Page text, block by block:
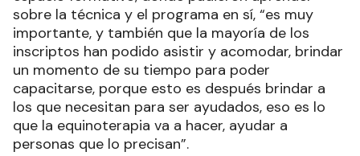
sobre la técnica y el programa en sí, “es muy
importante, y también que la mayoría de los
inscriptos han podido asistir y acomodar, brindar
un momento de su tiempo para poder
capacitarse, porque esto es después brindar a
los que necesitan para ser ayudados, eso es lo
que la equinoterapia va a hacer, ayudar a
personas que lo precisan”.